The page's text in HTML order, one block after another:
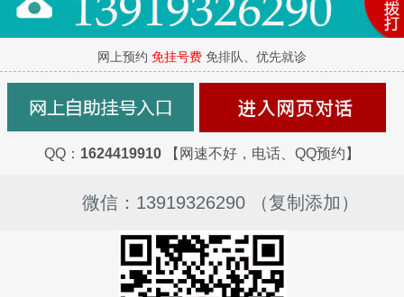
网上预约 免挂号费 免排队、优先就诊
QQ： 1624419910 【网速不好，电话、QQ预约】
微信：13919326290 （复制添加）